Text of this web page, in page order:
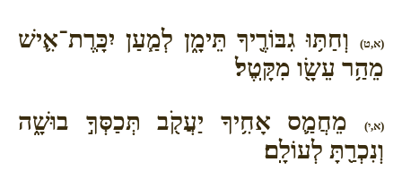
(א,ט)
וְחַתּ֥וּ גִבּוֹרֶ֖יךָ תֵּימָ֑ן לְמַ֧עַן יִכָּֽרֶת־אִ֛ישׁ
מֵהַ֥ר עֵשָׂ֖ו מִקָּֽטֶל׃
(א,י)
מֵחֲמַ֛ס אָחִ֥יךָ יַעֲקֹ֖ב תְּכַסְּךָ֣ בוּשָׁ֑ה
וְנִכְרַ֖תָּ לְעוֹלָֽם׃